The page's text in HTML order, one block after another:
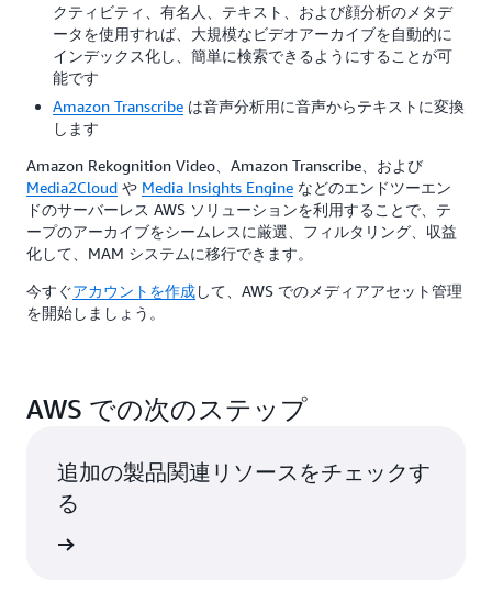
クティビティ、有名人、テキスト、および顔分析のメタデ
ータを使用すれば、大規模なビデオアーカイブを自動的に
インデックス化し、簡単に検索できるようにすることが可
能です
Amazon Transcribe は音声分析用に音声からテキストに変換
します
Amazon Rekognition Video、Amazon Transcribe、および
Media2Cloud や Media Insights Engine などのエンドツーエン
ドのサーバーレス AWS ソリューションを利用することで、テ
ープのアーカイブをシームレスに厳選、フィルタリング、収益
化して、MAM システムに移行できます。
今すぐアカウントを作成して、AWS でのメディアアセット管理
を開始しましょう。
AWS での次のステップ
追加の製品関連リソースをチェックす
る